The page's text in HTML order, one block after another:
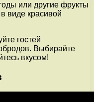
или другие фрукты
виде красивой
гостей
Выбирайте
вкусом!